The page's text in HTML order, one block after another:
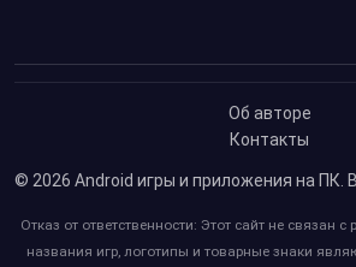
Об авторе
Контакты
© 2026 Android игры и приложения на ПК.
Отказ от ответственности: Этот сайт не связан
названия игр, логотипы и товарные знаки